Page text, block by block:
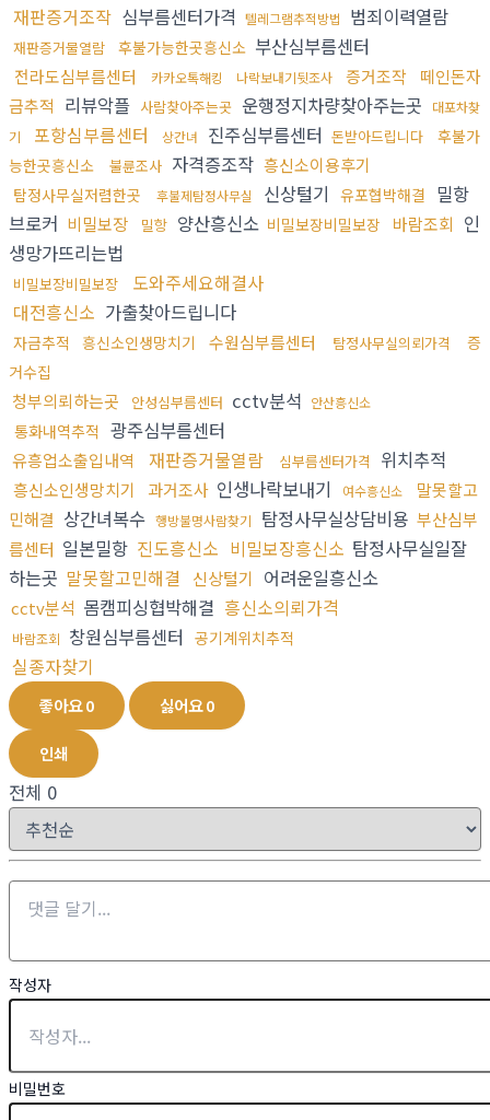
재판증거조작 심부름센터가격 텔레그램추적방법 범죄이력열람
재판증거물열람 후불가능한곳흥신소 부산심부름센터
전라도심부름센터 카카오톡해킹 나락보내기뒷조사 증거조작
떼인돈자
금추적 리뷰악플 사람찾아주는곳 운행정지차량찾아주는곳
대포차찾
기
포항심부름센터 상간녀 진주심부름센터 돈받아드립니다
후불가
능한곳흥신소
불륜조사 자격증조작 흥신소이용후기
탐정사무실저렴한곳 후불제탐정사무실 신상털기 유포협박해결 밀항
브로커 비밀보장 밀항 양산흥신소 비밀보장비밀보장 바람조회 인
생망가뜨리는법
비밀보장비밀보장
도와주세요해결사
대전흥신소 가출찾아드립니다
자금추적 흥신소인생망치기 수원심부름센터 탐정사무실의뢰가격
증
거수집
청부의뢰하는곳 안성심부름센터 cctv분석 안산흥신소
통화내역추적 광주심부름센터
유흥업소출입내역 재판증거물열람 심부름센터가격 위치추적
흥신소인생망치기 과거조사 인생나락보내기 여수흥신소
말못할고
민해결 상간녀복수 행방불명사람찾기 탐정사무실상담비용 부산심부
름센터 일본밀항 진도흥신소 비밀보장흥신소 탐정사무실일잘
하는곳 말못할고민해결 신상털기 어려운일흥신소
cctv분석 몸캠피싱협박해결 흥신소의뢰가격
바람조회 창원심부름센터 공기계위치추적
실종자찾기
좋아요0 싫어요0
인쇄
전체 0
작성자
비밀번호